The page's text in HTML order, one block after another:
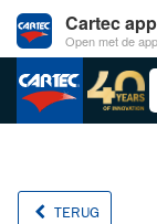
TERUG
Cartec app
Open met de